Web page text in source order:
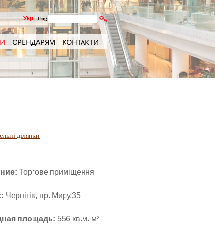
Укр Eng
ОРЕНДАРЯМ КОНТАКТИ
ділянки
Торгове приміщення
Чернігів, пр. Миру,35
площадь: 556 кв.м. м²